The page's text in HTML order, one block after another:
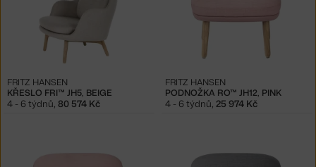
KŘESLO FRI™ JH5, BEIGE
FRITZ HANSEN
4 - 6 týdnů, 80 574 Kč
PODNOŽKA RO™ JH12, PINK
FRITZ HANSEN
4 - 6 týdnů, 25 974 Kč